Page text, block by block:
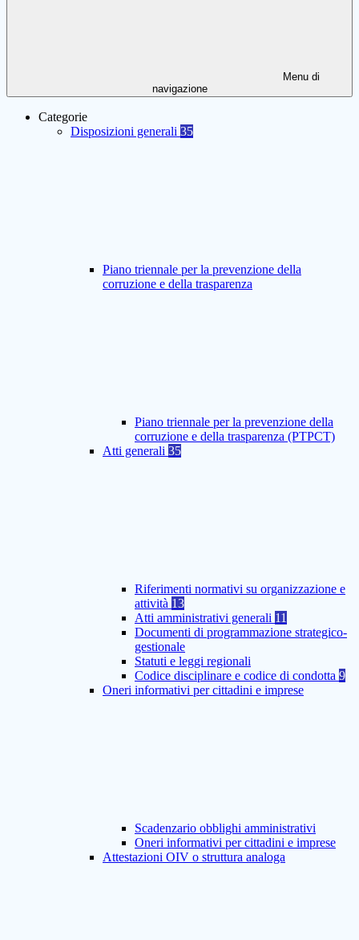
Menu di
navigazione
Categorie
Disposizioni generali 35
Piano triennale per la prevenzione della
corruzione e della trasparenza
Piano triennale per la prevenzione della
corruzione e della trasparenza (PTPCT)
Atti generali 35
Riferimenti normativi su organizzazione e
attività 13
Atti amministrativi generali 11
Documenti di programmazione strategico-
gestionale
Statuti e leggi regionali
Codice disciplinare e codice di condotta 9
Oneri informativi per cittadini e imprese
Scadenzario obblighi amministrativi
Oneri informativi per cittadini e imprese
Attestazioni OIV o struttura analoga